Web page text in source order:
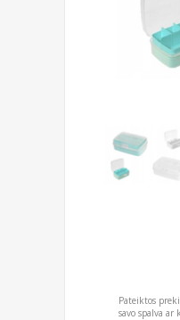
Pateiktos
savo spalva ar